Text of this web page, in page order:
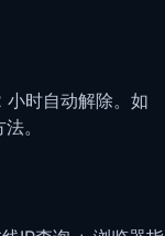
时自动解除。如
。